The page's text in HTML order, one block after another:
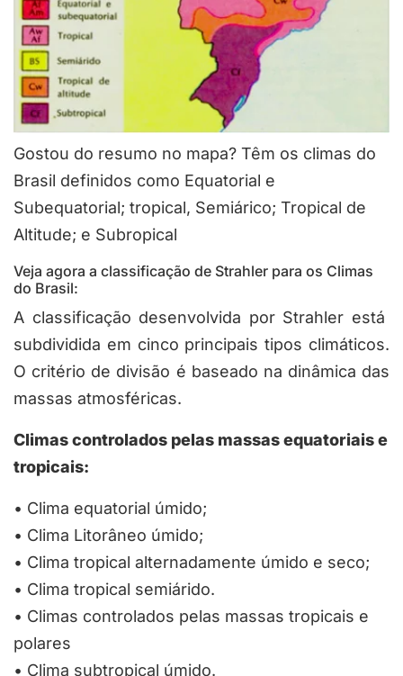
Gostou do resumo no mapa? Têm os climas do
Brasil definidos como Equatorial e
Subequatorial; tropical, Semiárico; Tropical de
Altitude; e Subropical
Veja agora a classificação de Strahler para os Climas
do Brasil:
A classificação desenvolvida por Strahler está
subdividida em cinco principais tipos climáticos.
O critério de divisão é baseado na dinâmica das
massas atmosféricas.
Climas controlados pelas massas equatoriais e
tropicais:
• Clima equatorial úmido;
• Clima Litorâneo úmido;
• Clima tropical alternadamente úmido e seco;
• Clima tropical semiárido.
• Climas controlados pelas massas tropicais e
polares
• Clima subtropical úmido.